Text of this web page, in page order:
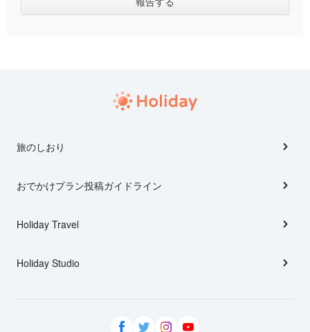
旅のしおり
おでかけプラン投稿ガイドライン
Holiday Travel
Holiday Studio